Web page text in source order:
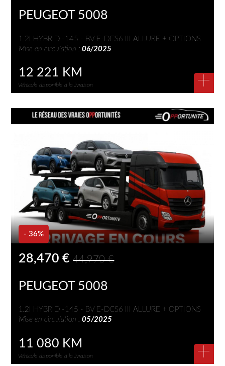
PEUGEOT 5008
1.2I HYBRID -145 - BV E-DCS6 III ALLURE + OPTIONS
Mise en circulation :06/2025
12 221 KM
Véhicule disponible à la livraison +
- 36%
28,470 € 44,970 €
PEUGEOT 5008
1.2I HYBRID -145 - BV E-DCS6 III ALLURE + OPTIONS
Mise en circulation :05/2025
11 080 KM
Véhicule disponible à la livraison +